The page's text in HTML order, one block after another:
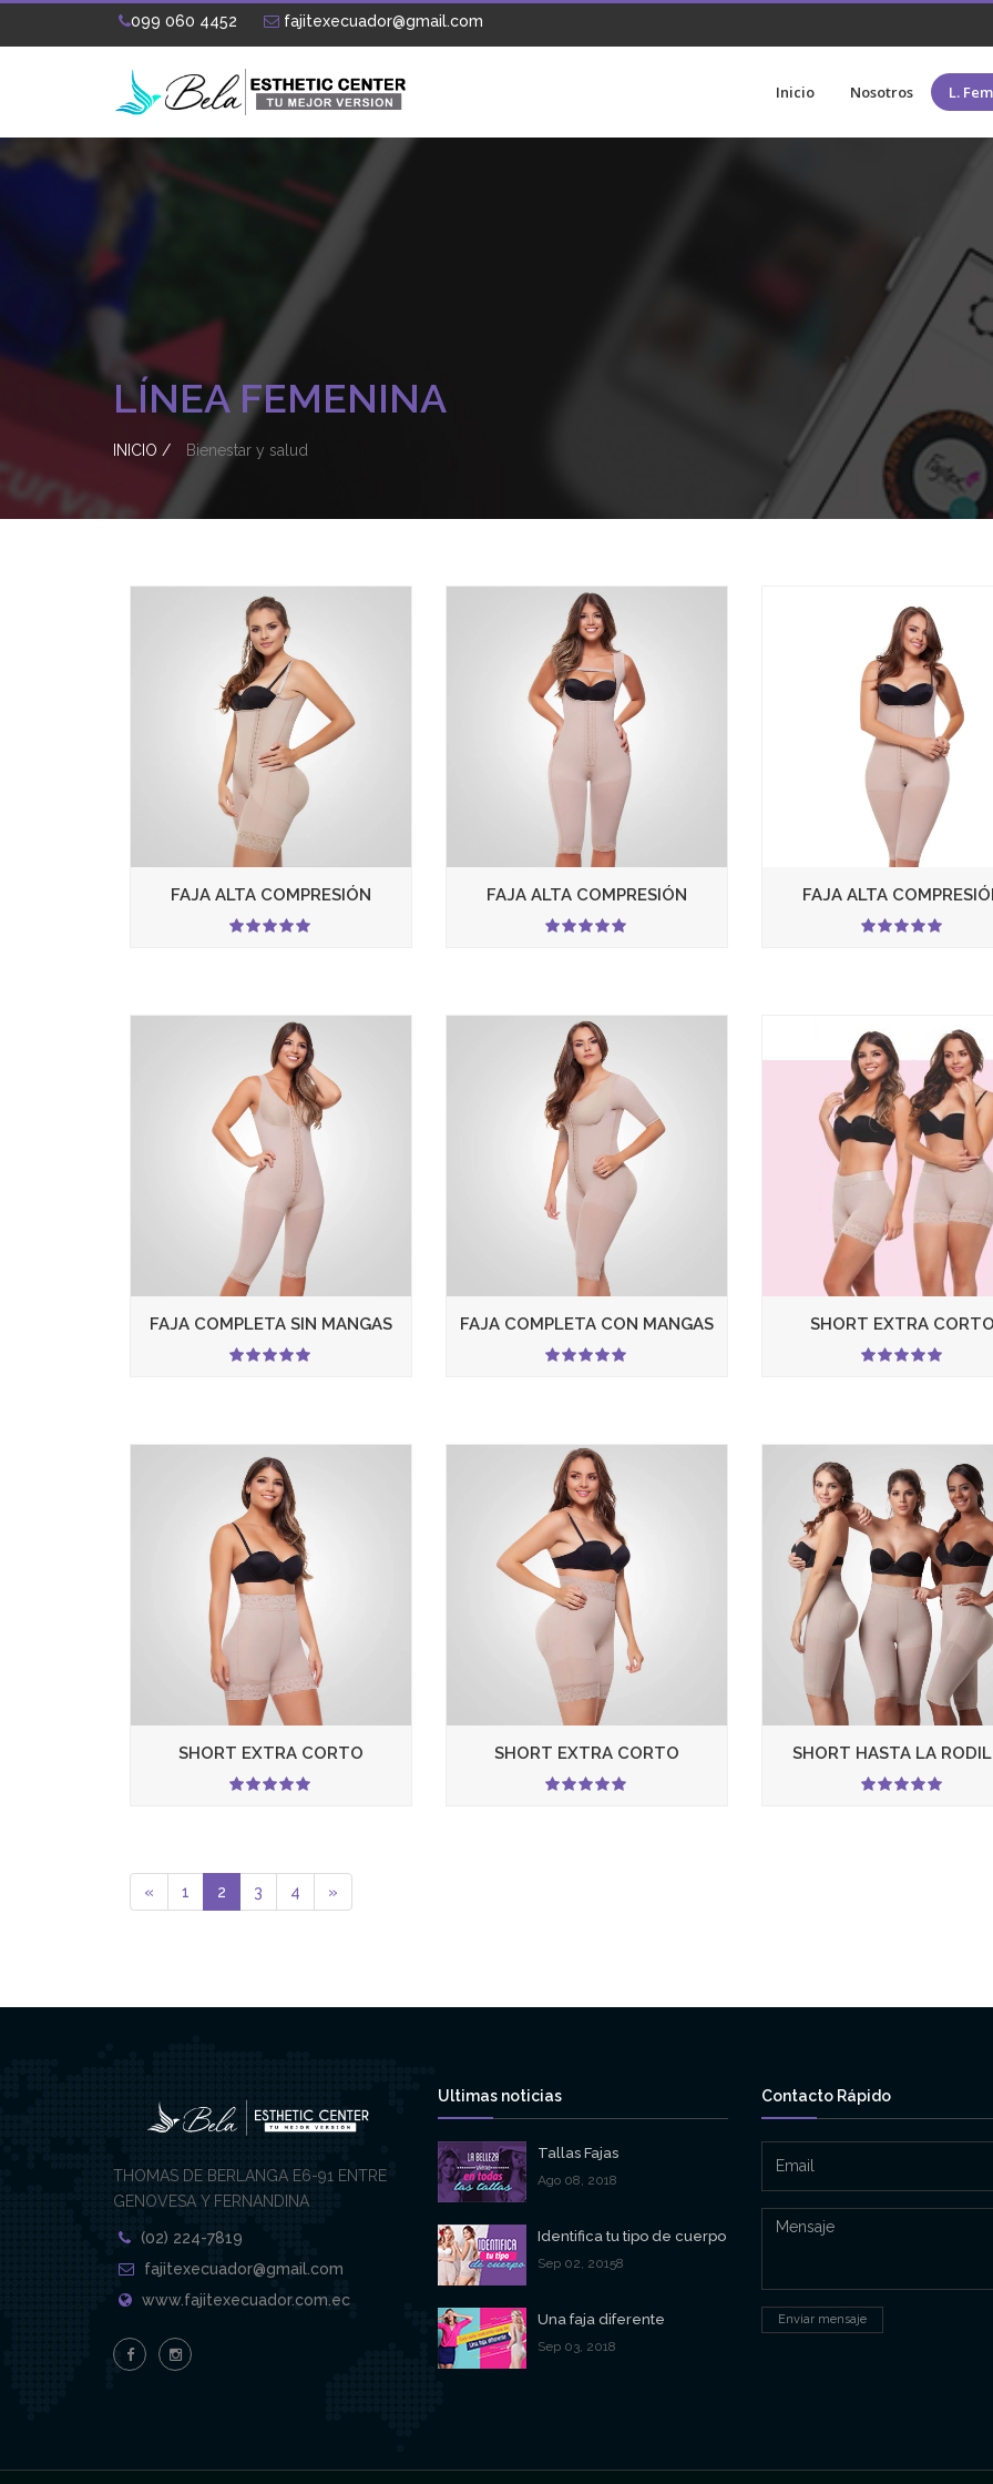
099 060 4452 fajitexecuador@gmail.com
Inicio Nosotros L.
LÍNEA FEMENINA
INICIO / Bienestar y salud
FAJA ALTA COMPRESIÓN FAJA ALTA COMPRESIÓN FAJA ALTA
FAJA COMPLETA SIN MANGAS FAJA COMPLETA CON MANGAS SHORT EXTRA
SHORT EXTRA CORTO SHORT EXTRA CORTO SHORT HASTA LA
« 1 2 3 4 »
THOMAS DE BERLANGA E6-91 ENTRE
GENOVESA Y FERNANDINA
(02) 224-7819
fajitexecuador@gmail.com
www.fajitexecuador.com.ec
Ultimas noticias
Tallas Fajas
Ago 08, 2018
Identifica tu tipo de cuerpo
Sep 02, 20158
Una faja diferente
Sep 03, 2018
Contacto Rápido
Enviar mensaje